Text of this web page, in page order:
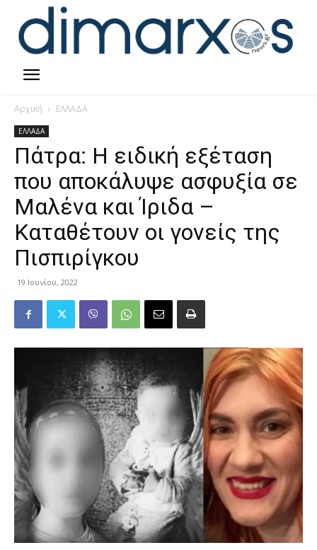
Αρχική ΕΛΛΑΔΑ
ΕΛΛΑΔΑ
Πάτρα: Η ειδική εξέταση
που αποκάλυψε ασφυξία σε
Μαλένα και Ίριδα –
Καταθέτουν οι γονείς της
Πισπιρίγκου
19 Ιουνίου, 2022